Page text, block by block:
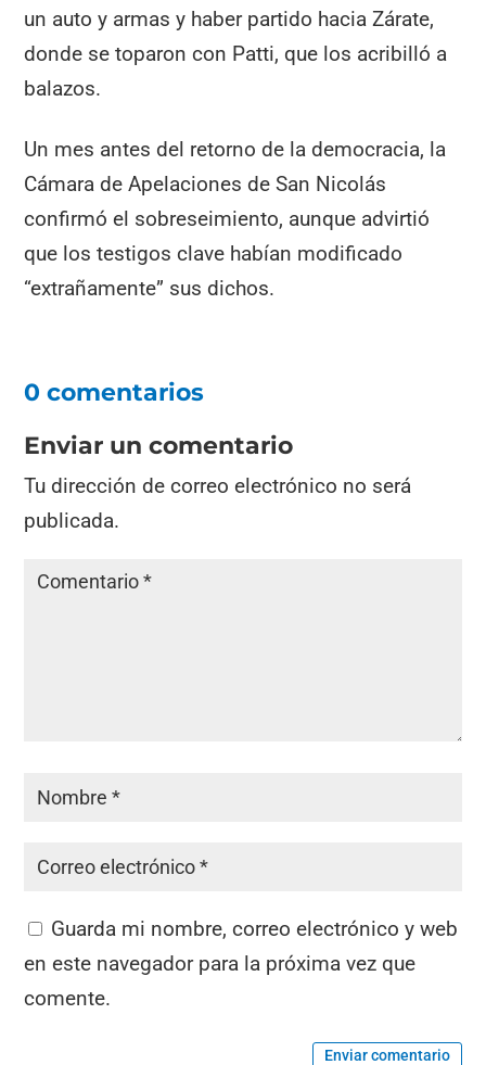
un auto y armas y haber partido hacia Zárate,
donde se toparon con Patti, que los acribilló a
balazos.
Un mes antes del retorno de la democracia, la
Cámara de Apelaciones de San Nicolás
confirmó el sobreseimiento, aunque advirtió
que los testigos clave habían modificado
“extrañamente” sus dichos.
0 comentarios
Enviar un comentario
Tu dirección de correo electrónico no será
publicada.
Guarda mi nombre, correo electrónico y web
en este navegador para la próxima vez que
comente.
Enviar comentario